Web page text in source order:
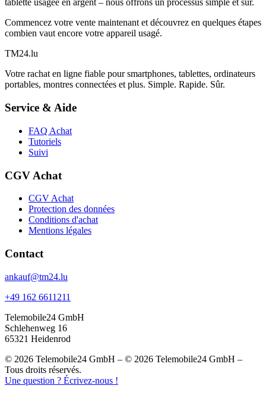
tablette usagée en argent – nous offrons un processus simple et sûr.
Commencez votre vente maintenant et découvrez en quelques étapes
combien vaut encore votre appareil usagé.
TM24.lu
Votre rachat en ligne fiable pour smartphones, tablettes, ordinateurs
portables, montres connectées et plus. Simple. Rapide. Sûr.
Service & Aide
FAQ Achat
Tutoriels
Suivi
CGV Achat
CGV Achat
Protection des données
Conditions d'achat
Mentions légales
Contact
ankauf@tm24.lu
+49 162 6611211
Telemobile24 GmbH
Schlehenweg 16
65321 Heidenrod
© 2026 Telemobile24 GmbH – © 2026 Telemobile24 GmbH –
Tous droits réservés.
Une question ? Écrivez-nous !